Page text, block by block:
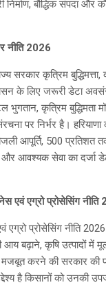
निर्माण, बौ‌द्धिक संपदा और
नीति 2026
सरकार कृत्रिम
के लिए जरूरी डेटा
कृत्रिम बु‌द्धिमता
पर निर्भर है। हरियाणा
आपूर्ति, 500 प्रतिशत
और आवश्यक सेवा का दर्जा
एवं एग्रो प्रोसेसिंग
एग्रो प्रोसेसिंग नीति
आय बढ़ाने, कृषि उत्पादों में
मजबूत करने की सरकार की
है किसानों को उनकी